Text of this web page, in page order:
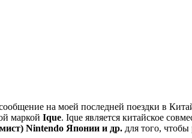
на моей последней поездки в
маркой Ique. Ique является китайское
Nintendo Японии и др. для того,